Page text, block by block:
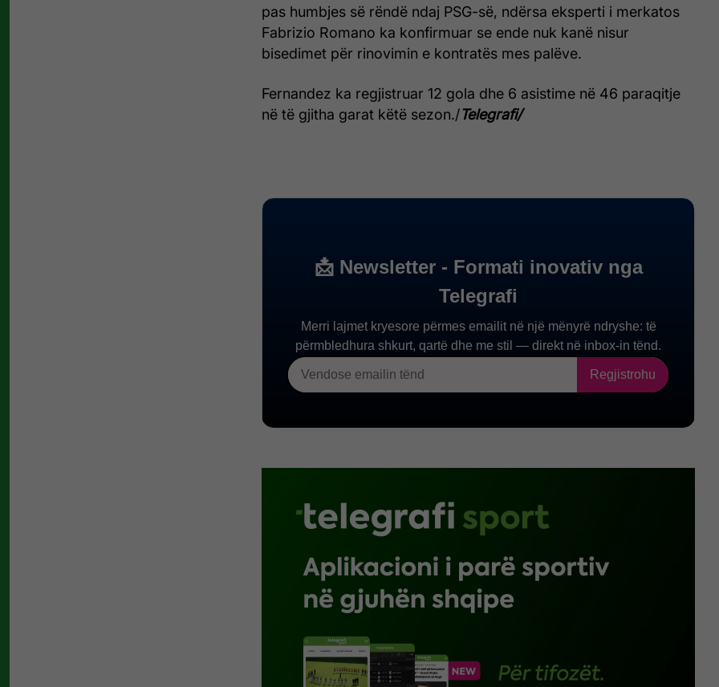
pas humbjes së rëndë ndaj PSG-së, ndërsa eksperti i merkatos
Fabrizio Romano ka konfirmuar se ende nuk kanë nisur
bisedimet për rinovimin e kontratës mes palëve.
Fernandez ka regjistruar 12 gola dhe 6 asistime në 46 paraqitje
në të gjitha garat këtë sezon./Telegrafi/